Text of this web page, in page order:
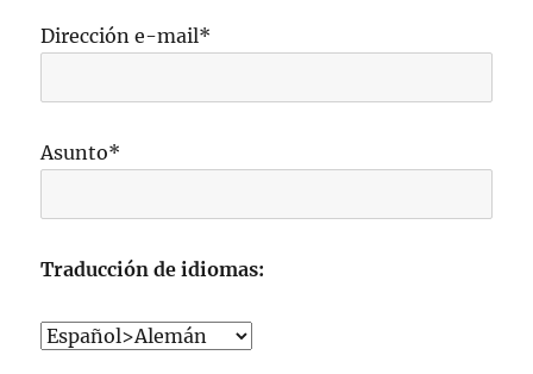
Dirección e-mail*
Asunto*
Traducción de idiomas: